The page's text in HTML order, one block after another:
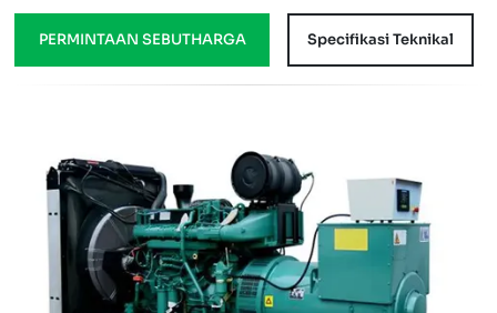
PERMINTAAN SEBUTHARGA Specifikasi Teknikal